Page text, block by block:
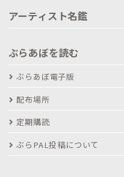
アーティスト名鑑
ぶらあぼを読む
ぶらあぼ電子版
配布場所
定期購読
ぶらPAL投稿について